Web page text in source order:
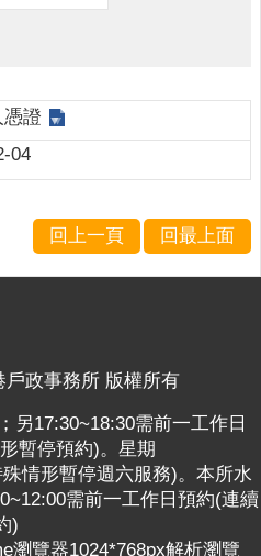
憑證
04
回上一頁 回最上面
政事務所 版權所有
另17:30~18:30需前一工作日
暫停預約)。星期
情形暫停週六服務)。本所水
需前一工作日預約(連續
)
瀏覽器1024*768px解析瀏覽